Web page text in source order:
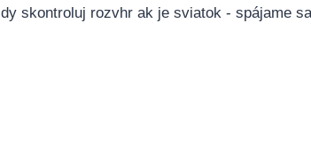
skontroluj rozvhr ak je sviatok - spájame